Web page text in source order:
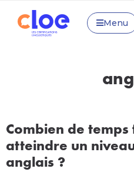
Menu
Combien de
atteindre un
anglais ?